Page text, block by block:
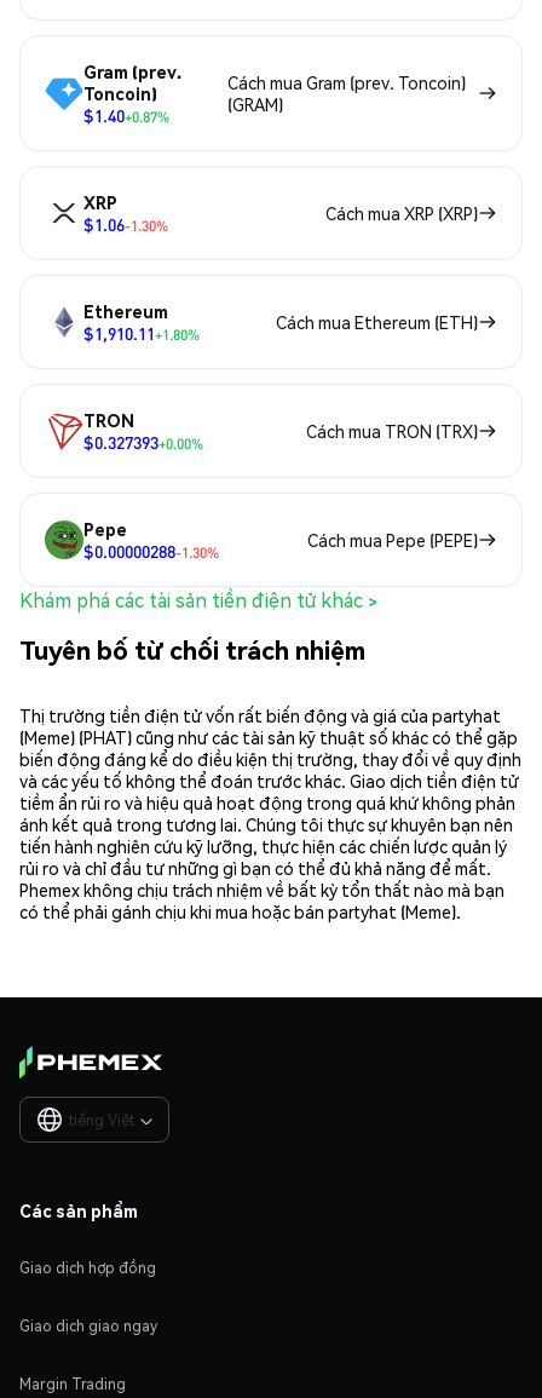
Gram (prev.
Toncoin)
$1.40+0.87%
Cách mua Gram (prev. Toncoin)
(GRAM)
XRP
$1.06-1.30%
Cách mua XRP (XRP)
Ethereum
$1,910.11+1.80%
Cách mua Ethereum (ETH)
TRON
$0.327393+0.00%
Cách mua TRON (TRX)
Pepe
$0.00000288-1.30%
Cách mua Pepe (PEPE)
Khám phá các tài sản tiền điện tử khác >
Tuyên bố từ chối trách nhiệm
Thị trường tiền điện tử vốn rất biến động và giá của partyhat
(Meme) (PHAT) cũng như các tài sản kỹ thuật số khác có thể gặp
biến động đáng kể do điều kiện thị trường, thay đổi về quy định
và các yếu tố không thể đoán trước khác. Giao dịch tiền điện tử
tiềm ẩn rủi ro và hiệu quả hoạt động trong quá khứ không phản
ánh kết quả trong tương lai. Chúng tôi thực sự khuyên bạn nên
tiến hành nghiên cứu kỹ lưỡng, thực hiện các chiến lược quản lý
rủi ro và chỉ đầu tư những gì bạn có thể đủ khả năng để mất.
Phemex không chịu trách nhiệm về bất kỳ tổn thất nào mà bạn
có thể phải gánh chịu khi mua hoặc bán partyhat (Meme).
tiếng Việt 
Các sản phẩm
Giao dịch hợp đồng
Giao dịch giao ngay
Margin Trading